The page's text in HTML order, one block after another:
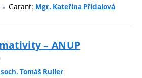
Garant: Mgr. Kateřina Přidalová
– ANUP
Tomáš Ruller